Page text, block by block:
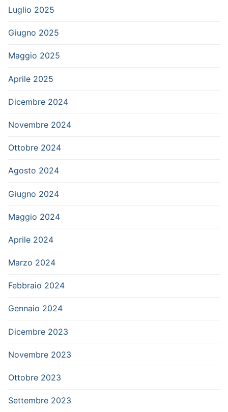
Luglio 2025
Giugno 2025
Maggio 2025
Aprile 2025
Dicembre 2024
Novembre 2024
Ottobre 2024
Agosto 2024
Giugno 2024
Maggio 2024
Aprile 2024
Marzo 2024
Febbraio 2024
Gennaio 2024
Dicembre 2023
Novembre 2023
Ottobre 2023
Settembre 2023